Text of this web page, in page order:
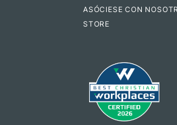
ASÓCIESE CON
STORE